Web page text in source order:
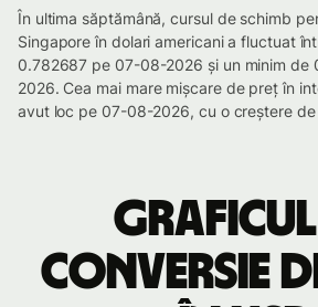
În ultima săptămână, cursul de schimb
Singapore în dolari americani a fluctuat
0.782687 pe 07-08-2026 și un minim
2026. Cea mai mare mișcare de preț în
avut loc pe 07-08-2026, cu o creștere de
Graficul
conversie